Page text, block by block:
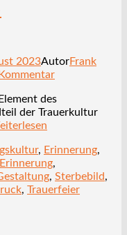
2023AutorFrank
des
der Trauerkultur
, Erinnerung,
Erinnerung,
, Sterbebild,
, Trauerfeier